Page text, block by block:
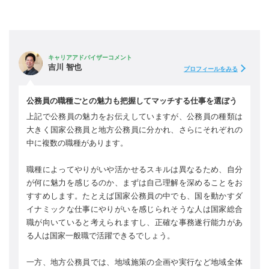
キャリアアドバイザーコメント
吉川 智也 プロフィールをみる
公務員の職種ごとの魅力も把握してマッチする仕事を選ぼう
上記で公務員の魅力をお伝えしていますが、公務員の種類は
大きく国家公務員と地方公務員に分かれ、さらにそれぞれの
中に複数の職種があります。
職種によってやりがいや活かせるスキルは異なるため、自分
が何に魅力を感じるのか、まずは自己理解を深めることをお
すすめします。たとえば国家公務員の中でも、国を動かすダ
イナミックな仕事にやりがいを感じられそうな人は国家総合
職が向いていると考えられますし、正確な事務遂行能力があ
る人は国家一般職で活躍できるでしょう。
一方、地方公務員では、地域施策の企画や実行など地域全体